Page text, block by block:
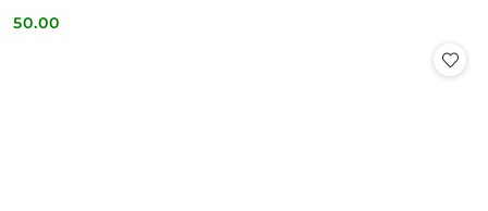
Cena:
50.00